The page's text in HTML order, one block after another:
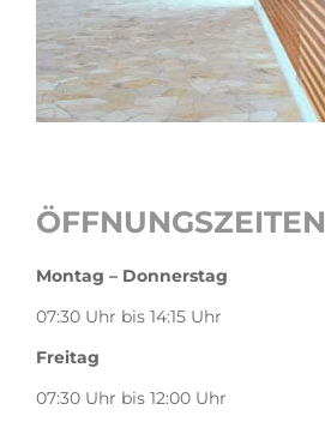
ÖFFNUNGSZEITEN
Montag – Donnerstag
07:30 Uhr bis 14:15 Uhr
Freitag
07:30 Uhr bis 12:00 Uhr